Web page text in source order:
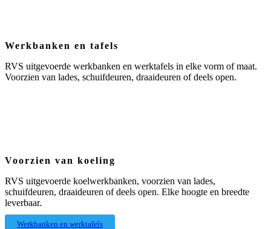
Werkbanken en tafels
RVS uitgevoerde werkbanken en werktafels in elke vorm of maat.
Voorzien van lades, schuifdeuren, draaideuren of deels open.
Voorzien van koeling
RVS uitgevoerde koelwerkbanken, voorzien van lades,
schuifdeuren, draaideuren of deels open. Elke hoogte en breedte
leverbaar.
Werkbanken en werktafels